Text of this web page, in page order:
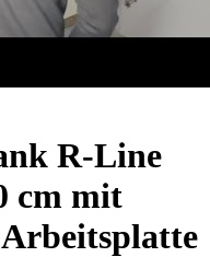
R-Line
cm mit